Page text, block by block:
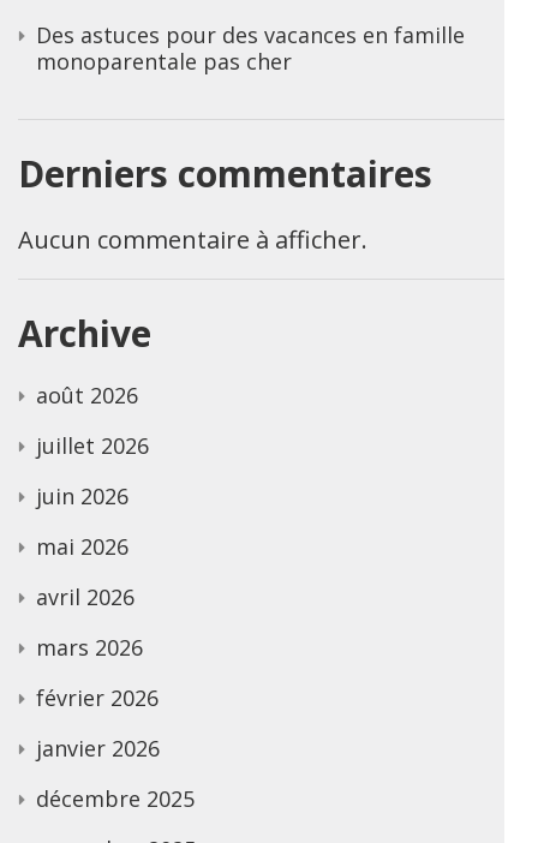
Des astuces pour des vacances en famille
monoparentale pas cher
Derniers commentaires
Aucun commentaire à afficher.
Archive
août 2026
juillet 2026
juin 2026
mai 2026
avril 2026
mars 2026
février 2026
janvier 2026
décembre 2025